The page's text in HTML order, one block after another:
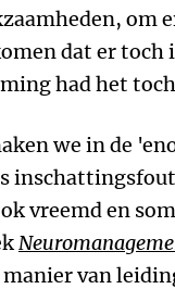
om
dat er toch
had het
we in de
vreemd en
van